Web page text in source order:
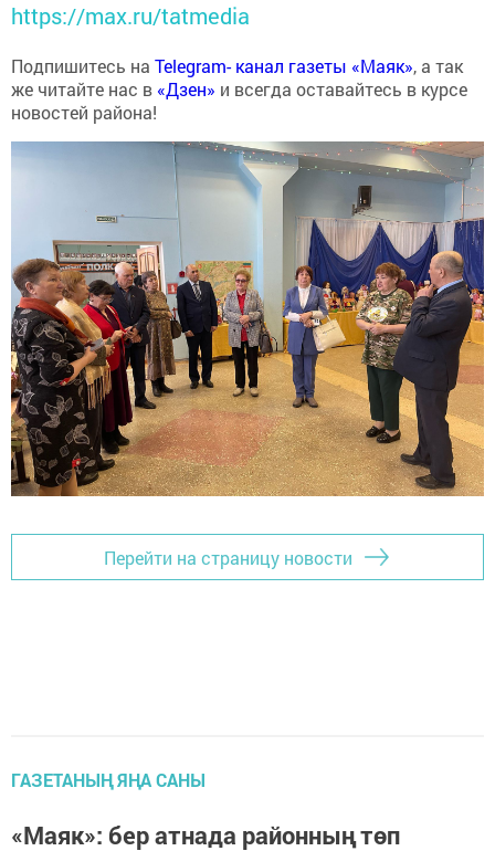
https://max.ru/tatmedia
Подпишитесь на Telegram- канал газеты «Маяк», а так
же читайте нас в «Дзен» и всегда оставайтесь в курсе
новостей района!
Перейти на страницу новости
ГАЗЕТАНЫҢ ЯҢА САНЫ
«Маяк»: бер атнада районның төп